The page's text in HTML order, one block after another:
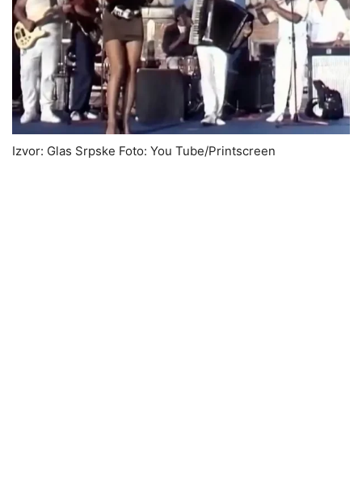
Izvor: Glas Srpske Foto: You Tube/Printscreen